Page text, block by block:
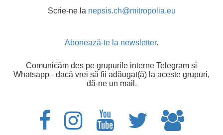
Scrie-ne la
Abonează-te la newsletter.
Comunicăm des pe grupurile interne Telegram și
Whatsapp - dacă vrei să fii adăugat(ă) la aceste grupuri,
dă-ne un mail.